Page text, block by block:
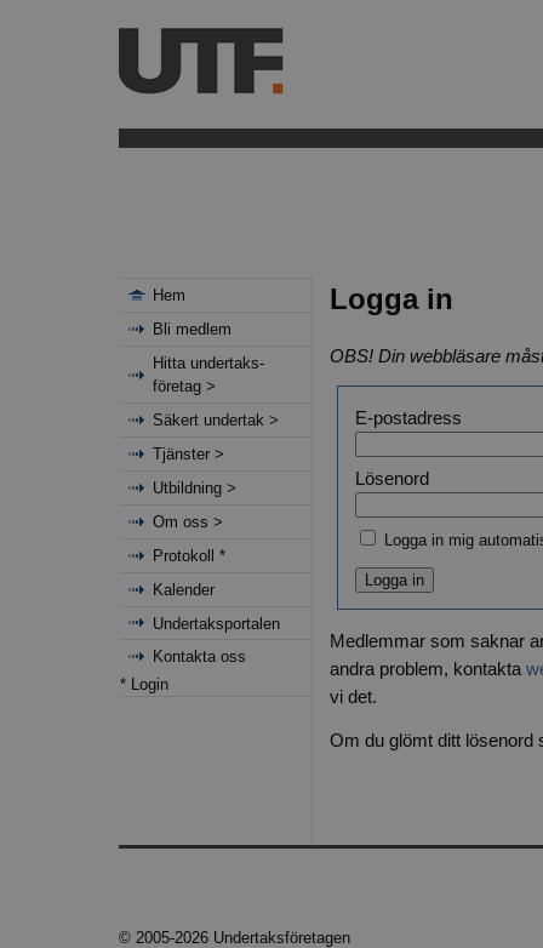
Logga in
OBS! Din webbläsare
E-postadress
Lösenord
Logga in mig
Medlemmar som saknar
andra problem, kontakta
vi det.
Om du glömt ditt lösenord
Hem
Bli medlem
Hitta undertaks-
företag >
Säkert undertak >
Tjänster >
Utbildning >
Om oss >
Protokoll *
Kalender
Undertaksportalen
Kontakta oss
* Login
© 2005-2026 Undertaksföretagen